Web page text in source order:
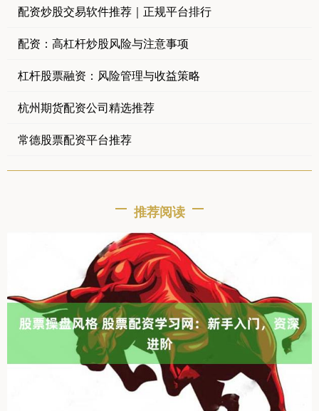
配资炒股交易软件推荐｜正规平台排行
配资：高杠杆炒股风险与注意事项
杠杆股票融资：风险管理与收益策略
杭州期货配资公司精选推荐
常德股票配资平台推荐
推荐阅读